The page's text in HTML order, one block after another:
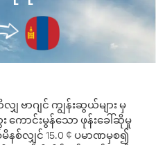
ျှ ဗာဂျင် ကျွန်းဆွယ်များ မှ
ောင်းမွန်သော ဖုန်းခေါ်ဆိုမှု
နစ်လျှင် 15.0 ¢ ပမာဏမှစ၍